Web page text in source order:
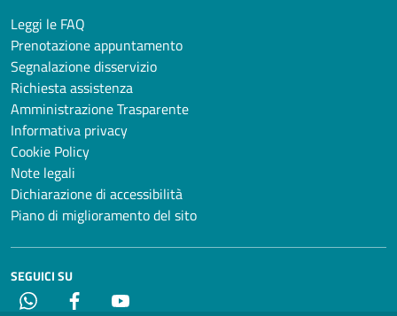
Leggi le FAQ
Prenotazione appuntamento
Segnalazione disservizio
Richiesta assistenza
Amministrazione Trasparente
Informativa privacy
Cookie Policy
Note legali
Dichiarazione di accessibilità
Piano di miglioramento del sito
SEGUICI SU
Whatsapp Facebook